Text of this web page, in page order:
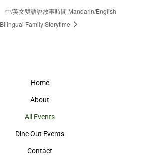
中/英文雙語說故事時間 Mandarin/English
Bilingual Family Storytime
Home
About
All Events
Dine Out Events
Contact